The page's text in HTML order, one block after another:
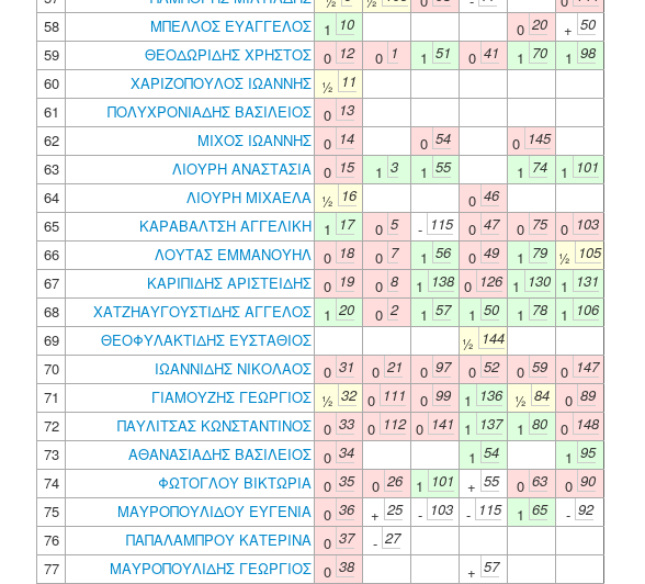
58
ΜΠΕΛΛΟΣ ΕΥΑΓΓΕΛΟΣ 1 10 0 20 + 50
59
ΘΕΟΔΩΡΙΔΗΣ ΧΡΗΣΤΟΣ 0 12 0 1 1 51 0 41 1 70 1 98
60
ΧΑΡΙΖΟΠΟΥΛΟΣ ΙΩΑΝΝΗΣ ½ 11
61
ΠΟΛΥΧΡΟΝΙΑΔΗΣ ΒΑΣΙΛΕΙΟΣ 0 13
62
ΜΙΧΟΣ ΙΩΑΝΝΗΣ 0 14 0 54 0 145
63
ΛΙΟΥΡΗ ΑΝΑΣΤΑΣΙΑ 0 15 1 3 1 55 1 74 1 101
64
ΛΙΟΥΡΗ ΜΙΧΑΕΛΑ ½ 16 0 46
65
ΚΑΡΑΒΑΛΤΣΗ ΑΓΓΕΛΙΚΗ 1 17 0 5 - 115 0 47 0 75 0 103
66
ΛΟΥΤΑΣ ΕΜΜΑΝΟΥΗΛ 0 18 0 7 1 56 0 49 1 79 ½ 105
67
ΚΑΡΙΠΙΔΗΣ ΑΡΙΣΤΕΙΔΗΣ 0 19 0 8 1 138 0 126 1 130 1 131
68
ΧΑΤΖΗΑΥΓΟΥΣΤΙΔΗΣ ΑΓΓΕΛΟΣ 1 20 0 2 1 57 1 50 1 78 1 106
69
ΘΕΟΦΥΛΑΚΤΙΔΗΣ ΕΥΣΤΑΘΙΟΣ ½ 144
70
ΙΩΑΝΝΙΔΗΣ ΝΙΚΟΛΑΟΣ 0 31 0 21 0 97 0 52 0 59 0 147
71
ΓΙΑΜΟΥΖΗΣ ΓΕΩΡΓΙΟΣ ½ 32 0 111 0 99 1 136 ½ 84 0 89
72
ΠΑΥΛΙΤΣΑΣ ΚΩΝΣΤΑΝΤΙΝΟΣ 0 33 0 112 0 141 1 137 1 80 0 148
73
ΑΘΑΝΑΣΙΑΔΗΣ ΒΑΣΙΛΕΙΟΣ 0 34 1 54 1 95
74
ΦΩΤΟΓΛΟΥ ΒΙΚΤΩΡΙΑ 0 35 0 26 1 101 + 55 0 63 0 90
75
ΜΑΥΡΟΠΟΥΛΙΔΟΥ ΕΥΓΕΝΙΑ 0 36 + 25 - 103 - 115 1 65 - 92
76
ΠΑΠΑΛΑΜΠΡΟΥ ΚΑΤΕΡΙΝΑ 0 37 - 27
77
ΜΑΥΡΟΠΟΥΛΙΔΗΣ ΓΕΩΡΓΙΟΣ 0 38 + 57